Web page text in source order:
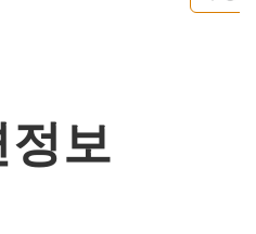
보